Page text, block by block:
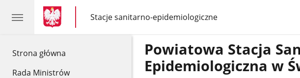
Strona główna
Rada Ministrów
gov.pl
gov.pl
Stacje sanitarno-epidemiologiczne
gov.pl
Stacje
sanitarno-
epidemiologiczne
Powiatowa Stacja
Epidemiologiczna w